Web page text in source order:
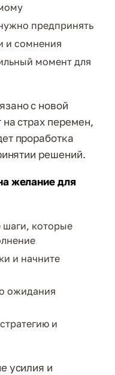
предпринять
и сомнения
момент для
с новой
страх перемен,
проработка
решений.
желание для
шаги, которые
и начните
ожидания
и
усилия и